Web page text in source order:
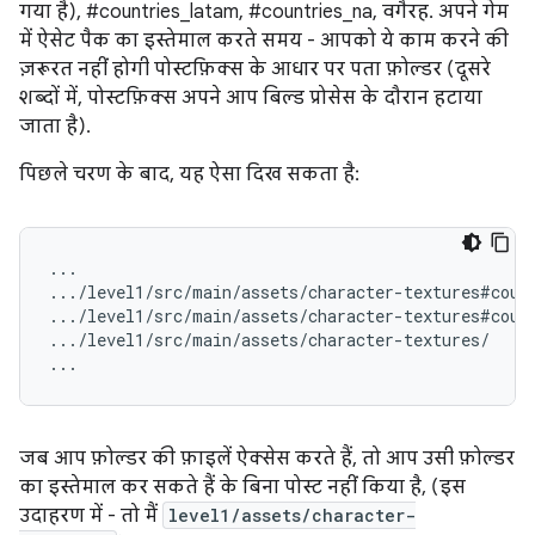
गया है), #countries_latam, #countries_na, वगैरह. अपने गेम
में ऐसेट पैक का इस्तेमाल करते समय - आपको ये काम करने की
ज़रूरत नहीं होगी पोस्टफ़िक्स के आधार पर पता फ़ोल्डर (दूसरे
शब्दों में, पोस्टफ़िक्स अपने आप बिल्ड प्रोसेस के दौरान हटाया
जाता है).
पिछले चरण के बाद, यह ऐसा दिख सकता है:
...
.../level1/src/main/assets/character-
.../level1/src/main/assets/character-
.../level1/src/main/assets/character-textures/
जब आप फ़ोल्डर की फ़ाइलें ऐक्सेस करते हैं, तो आप उसी फ़ोल्डर
का इस्तेमाल कर सकते हैं के बिना पोस्ट नहीं किया है, (इस
उदाहरण में - तो मैं level1/assets/character-